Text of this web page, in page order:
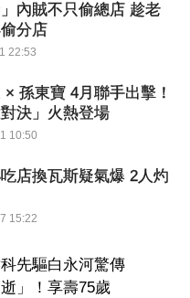
」內賊不只偷總店 趁老
分店
22:53
孫東寶 4月聯手出擊！
對決」火熱登場
10:50
店換瓦斯疑氣爆 2人灼
15:22
先驅白永河驚傳
逝」！享壽75歲